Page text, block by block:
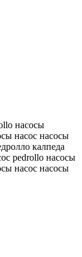
насосы
насос насосы
калпеда
pedrollo насосы
насос насосы